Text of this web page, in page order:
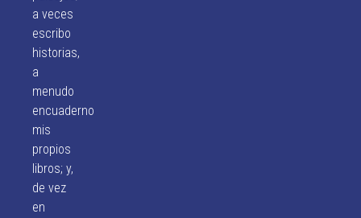
a veces
escribo
historias,
a
menudo
encuaderno
mis
propios
libros; y,
de vez
en